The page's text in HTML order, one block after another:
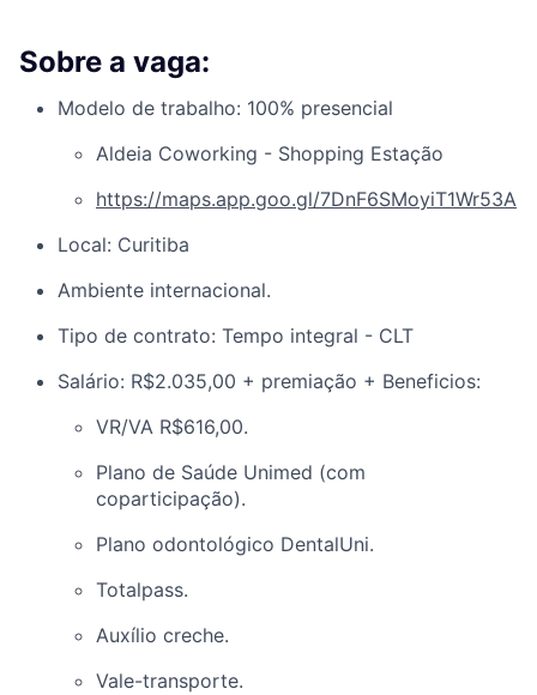
Sobre a vaga:
Modelo de trabalho: 100% presencial
Aldeia Coworking - Shopping Estação
https://maps.app.goo.gl/7DnF6SMoyiT1Wr53A
Local: Curitiba
Ambiente internacional.
Tipo de contrato: Tempo integral - CLT
Salário: R$2.035,00 + premiação + Beneficios:
VR/VA R$616,00.
Plano de Saúde Unimed (com
coparticipação).
Plano odontológico DentalUni.
Totalpass.
Auxílio creche.
Vale-transporte.